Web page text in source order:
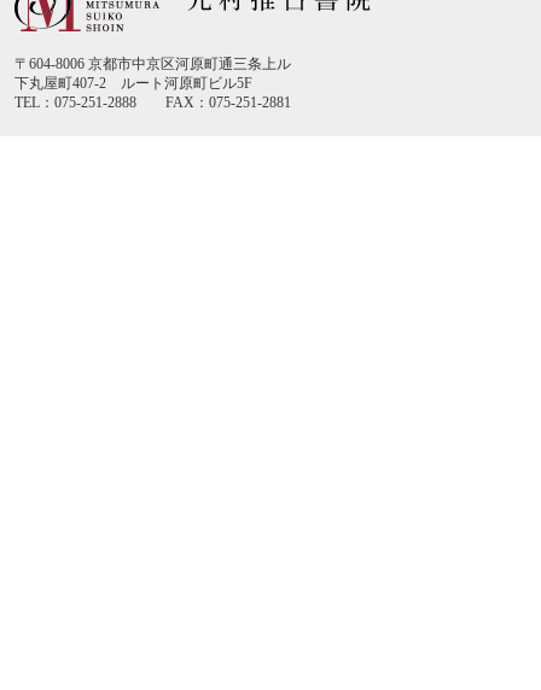
〒604-8006 京都市中京区河原町通三条上ル
下丸屋町407-2 ルート河原町ビル5F
TEL：075-251-2888 FAX：075-251-2881